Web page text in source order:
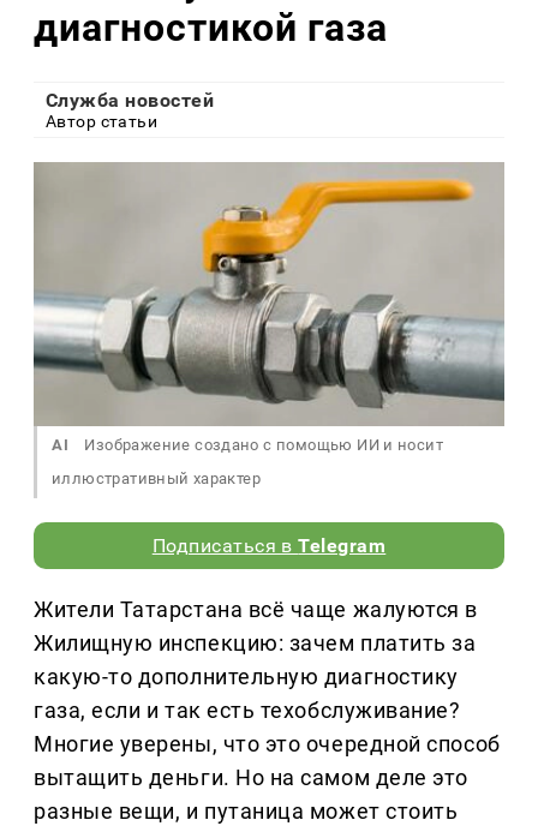
диагностикой газа
Служба новостей
Автор статьи
AI
Изображение создано с помощью ИИ и носит
иллюстративный характер
Подписаться вTelegram
Жители Татарстана всё чаще жалуются в
Жилищную инспекцию: зачем платить за
какую-то дополнительную диагностику
газа, если и так есть техобслуживание?
Многие уверены, что это очередной способ
вытащить деньги. Но на самом деле это
разные вещи, и путаница может стоить